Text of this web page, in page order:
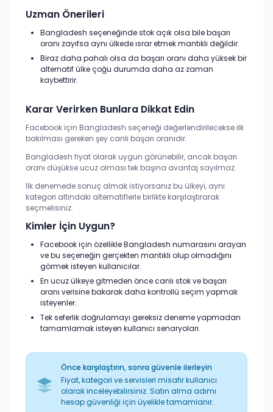
Uzman Önerileri
Bangladesh seçeneğinde stok açık olsa bile başarı
oranı zayıfsa aynı ülkede ısrar etmek mantıklı değildir.
Biraz daha pahalı olsa da başarı oranı daha yüksek bir
alternatif ülke çoğu durumda daha az zaman
kaybettirir.
Karar Verirken Bunlara Dikkat Edin
Facebook için Bangladesh seçeneği değerlendirilecekse ilk
bakılması gereken şey canlı başarı oranıdır.
Bangladesh fiyat olarak uygun görünebilir, ancak başarı
oranı düşükse ucuz olması tek başına avantaj sayılmaz.
İlk denemede sonuç almak istiyorsanız bu ülkeyi, aynı
kategori altındaki alternatiflerle birlikte karşılaştırarak
seçmelisiniz.
Kimler İçin Uygun?
Facebook için özellikle Bangladesh numarasını arayan
ve bu seçeneğin gerçekten mantıklı olup olmadığını
görmek isteyen kullanıcılar.
En ucuz ülkeye gitmeden önce canlı stok ve başarı
oranı verisine bakarak daha kontrollü seçim yapmak
isteyenler.
Tek seferlik doğrulamayı gereksiz deneme yapmadan
tamamlamak isteyen kullanıcı senaryoları.
Önce karşılaştırın, sonra güvenle ilerleyin
Fiyat, kategori ve servisleri misafir kullanıcı
olarak inceleyebilirsiniz. Satın alma adımı
hesap güvenliği için üyelikle tamamlanır.